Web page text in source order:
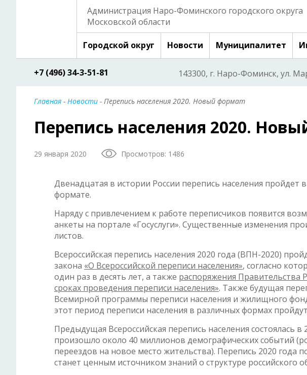
Администрация Наро-Фоминского городского округа
Московской области
Городской округ Новости Муниципалитет
+7 (496) 34-3-51-81 143300, г. Наро-Фоминск, ул.
Главная - Новости - Перепись населения 2020. Новый формат
Перепись населения 2020.
29 января 2020 Просмотров: 1486
Двенадцатая в истории России перепись населения
формате.
Наряду с привлечением к работе переписчиков появится
анкеты на портале «Госуслуги». Существенные изменения
листов.
Всероссийская перепись населения 2020 года (ВПН-2020)
закона «О Всероссийской переписи населения», согласно
один раз в десять лет, а также распоряжения Правительства
сроках проведения переписи населения». Также будущая
Всемирной программы переписи населения и жилищного
этот период переписи населения в различных формах
Предыдущая Всероссийская перепись населения состоялась
произошло около 40 миллионов демографических событий
переездов на новое место жительства). Перепись 2020
станет ценным источником знаний о структуре российского